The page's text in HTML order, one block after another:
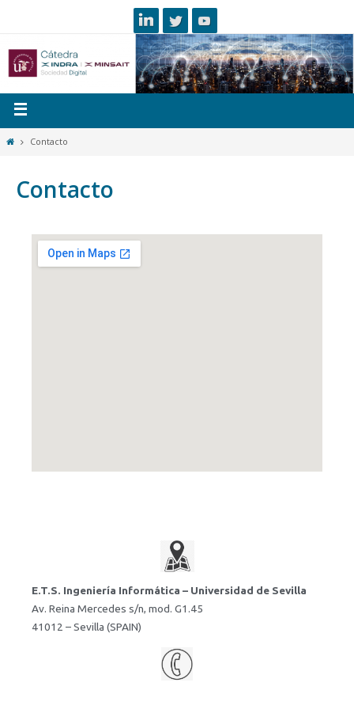
Contacto
Contacto
E.T.S. Ingeniería Informática – Universidad de Sevilla
Av. Reina Mercedes s/n, mod. G1.45
41012 – Sevilla (SPAIN)